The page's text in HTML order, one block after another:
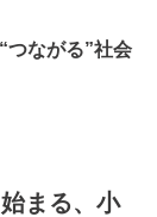
つながる”社会
まる、小